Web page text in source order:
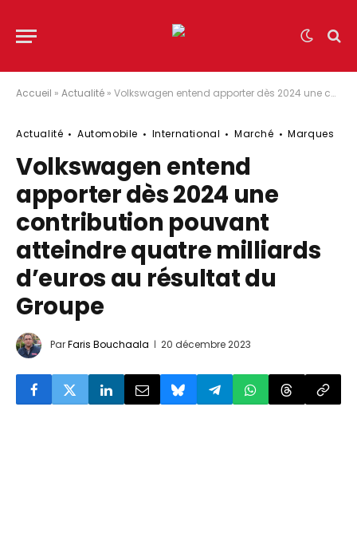
Accueil » Actualité » Volkswagen entend apporter dès 2024 une contribution pouvant atteindre quatre milliards d’euros au résultat du Groupe
Actualité Automobile International Marché Marques
Volkswagen entend
apporter dès 2024 une
contribution pouvant
atteindre quatre milliards
d’euros au résultat du
Groupe
ParFaris Bouchaala 20 décembre 2023